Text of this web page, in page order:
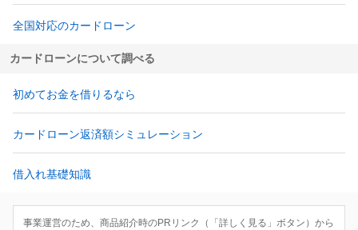
全国対応のカードローン
カードローンについて調べる
初めてお金を借りるなら
カードローン返済額シミュレーション
借入れ基礎知識
事業運営のため、商品紹介時のPRリンク（「詳しく見る」ボタン）から